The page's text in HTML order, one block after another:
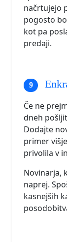
načrtujejo
pogosto
kot pa
predaji.
Če ne
dneh
Dodajte
primer
privolila v
Novinarja,
naprej.
kasnejših